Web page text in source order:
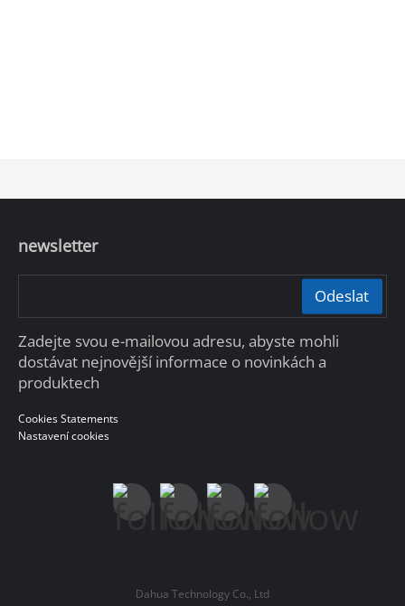
newsletter
Odeslat
Zadejte svou e-mailovou adresu, abyste mohli
dostávat nejnovější informace o novinkách a
produktech
Cookies Statements
Nastavení cookies
Dahua Technology Co., Ltd